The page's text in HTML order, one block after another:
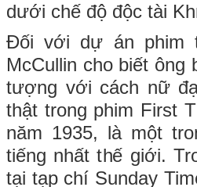
dưới chế độ độc tài
Đối với dự án phim
McCullin cho biết ông
tượng với cách nữ
thật trong phim First
năm 1935, là một
tiếng nhất thế giới.
tại tạp chí Sunday